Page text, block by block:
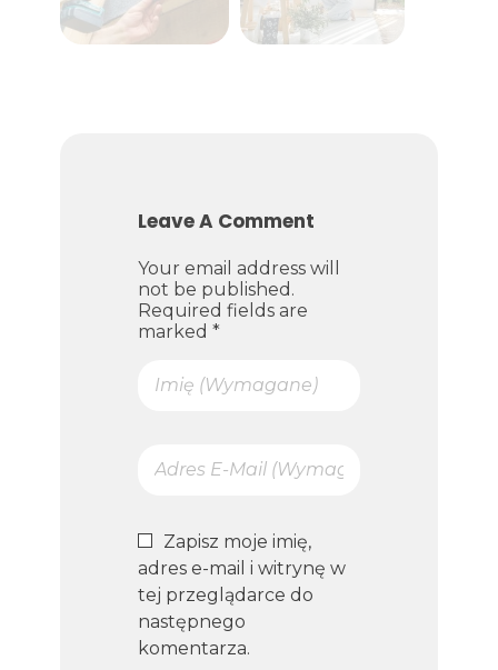
Leave A Comment
Your email address will
not be published.
Required fields are
marked *
Zapisz moje imię,
adres e-mail i witrynę w
tej przeglądarce do
następnego
komentarza.